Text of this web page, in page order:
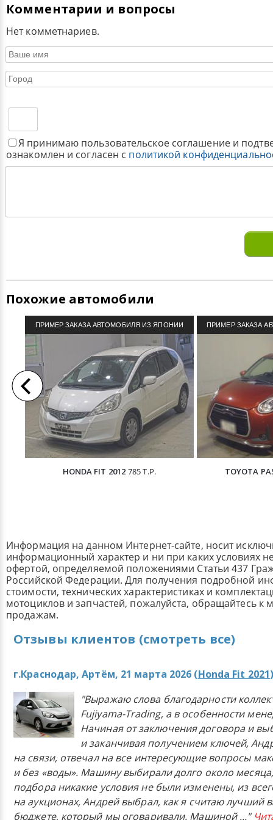
Комментарии и вопросы
Нет комметнариев.
Я принимаю пользовательское соглашение и
ознакомлен и согласен с политикой
Похожие автомобили
ПРИМЕР ЗАКАЗА АВТОМОБИЛЯ ИЗ ЯПОНИИ
HONDA FIT 2012 785 Т.Р.
ПРИМЕР ЗАКАЗА
TOYOTA
Информация на данном Интернет-сайте, носит
информационный характер и ни при каких условиях
офертой, определяемой положениями Статьи 437
Российской Федерации. Для получения подробной
стоимости, технических характеристиках и
мотоциклов и запчастей, пожалуйста, обращайтесь к
продажам.
Отзывы клиентов (смотреть все)
г.Краснодар, Артём, 21 марта 2026 (Honda Fit 2021
"Выражаю слова благодарности
Fujiyama-Trading, а в особенности
Начиная от заключения договора и
и заканчивая получением ключей,
на связи, отвечал на все интересующие вопросы
и без «воды». Машину выбирали долго около
подбора никакие условия не были изменены, из
на аукционах, Андрей выбрал, как я считаю лучший
бюджете, который мы оговаривали. Машиной..."